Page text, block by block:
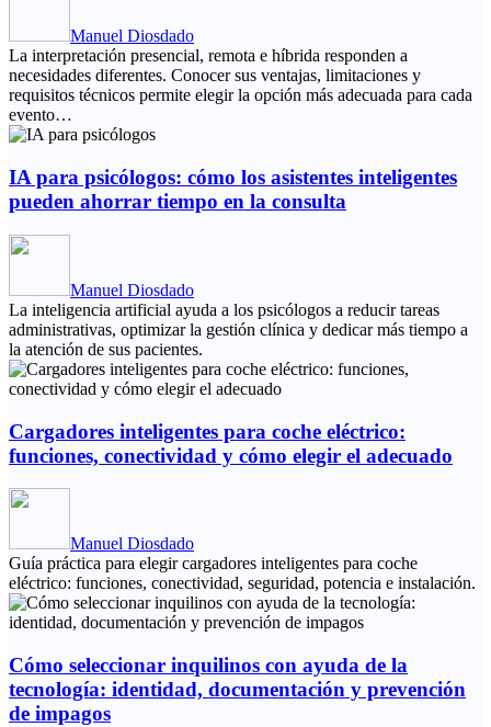
Manuel Diosdado
La interpretación presencial, remota e híbrida responden a
necesidades diferentes. Conocer sus ventajas, limitaciones y
requisitos técnicos permite elegir la opción más adecuada para cada
evento…
IA para psicólogos: cómo los asistentes inteligentes
pueden ahorrar tiempo en la consulta
Manuel Diosdado
La inteligencia artificial ayuda a los psicólogos a reducir tareas
administrativas, optimizar la gestión clínica y dedicar más tiempo a
la atención de sus pacientes.
Cargadores inteligentes para coche eléctrico:
funciones, conectividad y cómo elegir el adecuado
Manuel Diosdado
Guía práctica para elegir cargadores inteligentes para coche
eléctrico: funciones, conectividad, seguridad, potencia e instalación.
Cómo seleccionar inquilinos con ayuda de la
tecnología: identidad, documentación y prevención
de impagos